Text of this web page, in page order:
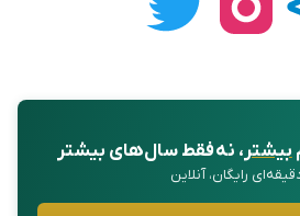
بیشتر، نه فقط سال‌های بیشتر